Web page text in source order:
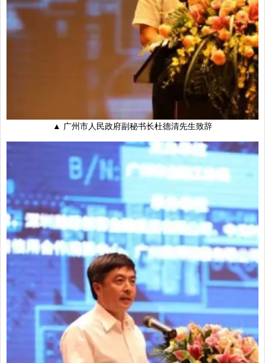
▲ 广州市人民政府副秘书长杜德清先生致辞